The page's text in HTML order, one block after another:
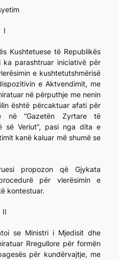
I
Kushtetuese të Republikës
ka parashtruar iniciativë për
e kushtetutshmërisë
e Aktvendimit, me
në përputhje me nenin
është përcaktuar afati për
në “Gazetën Zyrtare të
së Veriut”, pasi nga dita e
kanë kaluar më shumë se
propozon që Gjykata
për vlerësimin e
kontestuar.
II
se Ministri i Mjedisit dhe
Rregullore për formën
për kundërvajtje, me